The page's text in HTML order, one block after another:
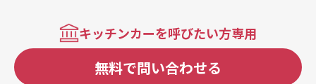
キッチンカーを呼びたい方専用
無料で問い合わせる